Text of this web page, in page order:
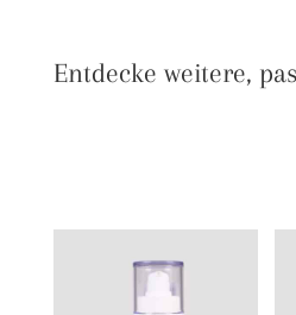
Entdecke weitere,